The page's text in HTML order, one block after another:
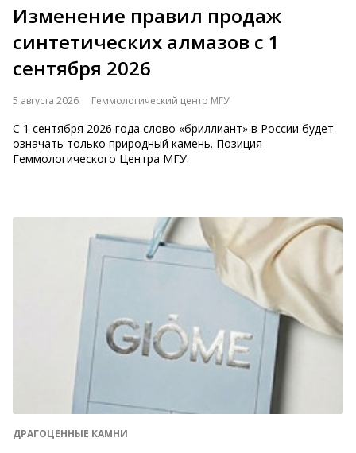
Изменение правил продаж
синтетических алмазов с 1
сентября 2026
5 августа 2026 Геммологический центр МГУ
С 1 сентября 2026 года слово «бриллиант» в России будет
означать только природный камень. Позиция
Геммологического Центра МГУ.
ДРАГОЦЕННЫЕ КАМНИ